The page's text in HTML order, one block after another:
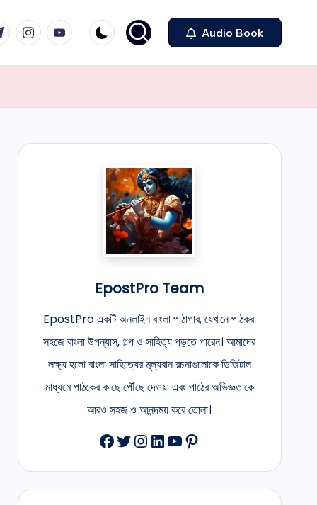
Instagram
Youtube Audio Book
EpostPro Team
EpostPro একটি অনলাইন বাংলা পাঠাগার, যেখানে পাঠকরা
সহজে বাংলা উপন্যাস, গল্প ও সাহিত্য পড়তে পারেন। আমাদের
লক্ষ্য হলো বাংলা সাহিত্যের মূল্যবান রচনাগুলোকে ডিজিটাল
মাধ্যমে পাঠকের কাছে পৌঁছে দেওয়া এবং পাঠের অভিজ্ঞতাকে
আরও সহজ ও আনন্দময় করে তোলা।
Facebook
Twitter
Instagram
LinkedIn
YouTube
Pinterest